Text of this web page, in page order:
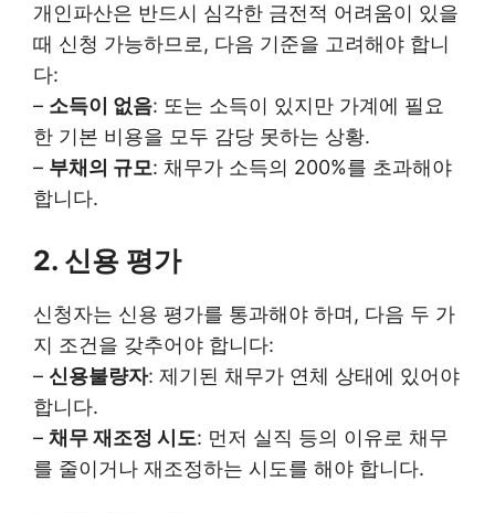
개인파산은 반드시 심각한 금전적 어려움이 있을
때 신청 가능하므로, 다음 기준을 고려해야 합니
다:
– 소득이 없음: 또는 소득이 있지만 가계에 필요
한 기본 비용을 모두 감당 못하는 상황.
– 부채의 규모: 채무가 소득의 200%를 초과해야
합니다.
2. 신용 평가
신청자는 신용 평가를 통과해야 하며, 다음 두 가
지 조건을 갖추어야 합니다:
– 신용불량자: 제기된 채무가 연체 상태에 있어야
합니다.
– 채무 재조정 시도: 먼저 실직 등의 이유로 채무
를 줄이거나 재조정하는 시도를 해야 합니다.